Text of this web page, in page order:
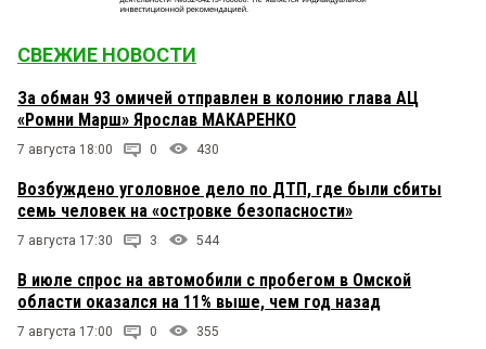
СВЕЖИЕ НОВОСТИ
За обман 93 омичей отправлен в колонию глава АЦ
«Ромни Марш» Ярослав МАКАРЕНКО
7 августа 18:00 0 430
Возбуждено уголовное дело по ДТП, где были сбиты
семь человек на «островке безопасности»
7 августа 17:30 3 544
В июле спрос на автомобили с пробегом в Омской
области оказался на 11% выше, чем год назад
7 августа 17:00 0 355